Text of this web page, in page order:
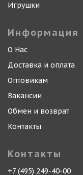
Игрушки
Информация
О Нас
Доставка и оплата
Оптовикам
Вакансии
Обмен и возврат
Контакты
Контакты
+7 (495) 249-40-00